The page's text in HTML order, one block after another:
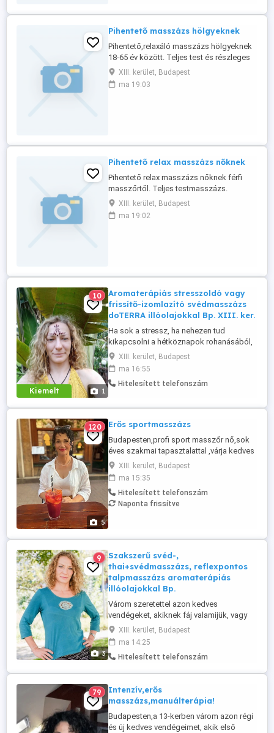
Pihentető masszázs hölgyeknek
Pihentető,relaxáló masszázs hölgyeknek
18-65 év között. Teljes test és részleges
masszázsok. Klimatizált helyiség,fürdési
lehetős g. Teljes diszkréció,bármiről
beszélhetünk,vagy csak csend van. 48
XIII. kerület, Budapest
ma 19:03
Pihentető relax masszázs nőknek
Pihentető relax masszázs nőknek férfi
masszőrtől. Teljes testmasszázs.
Tusolási lehetőséggel.
XIII. kerület, Budapest
ma 19:02
Kiemelt 1
10
Aromaterápiás stresszoldó vagy
frissítő-izomlazító svédmasszázs
doTERRA illóolajokkal Bp. XIII. ker.
Ha sok a stressz, ha nehezen tud
kikapcsolni a hétköznapok rohanásából,
feladataiból, ha sokat ül, áll, ha izomláza
van vagy egyszerűen csak sportol vagy
fizikai munkát végez, vagy szellemi
munkát végez és túl sokat pörög az agya,
fájdalomküszöbéhez igazodó
masszázsra, ...
XIII. kerület, Budapest
ma 16:55
Hitelesített telefonszám
5
120 Erős sportmasszázs
Budapesten,profi sport masszőr nő,sok
éves szakmai tapasztalattal ,várja kedves
régi és új vendégeit. Ha igazán
keményebb erős masszírozást szeretnél
jelentkezz be.Árakról
,időtartamokról,bővebb információ
kizárólag telefonon!Ha nem venném fel
XIII. kerület, Budapest
ma 15:35
Hitelesített telefonszám
Naponta frissítve
3
9
Szakszerű svéd-,
thai+svédmasszázs, reflexpontos
talpmasszázs aromaterápiás
illóolajokkal Bp.
Várom szeretettel azon kedves
vendégeket, akiknek fáj valamijük, vagy
stresszes az életük és relaxációra
vágynak, vagy szeretnének fogyni és
feszesíteni a bőrüket, vagy egyszerűen
érintésre van szükségük lelki-mentális
relax ...
XIII. kerület, Budapest
ma 14:25
Hitelesített telefonszám
79
Intenzív,erős
masszázs,manuálterápia!
Budapesten,a 13-kerben várom azon régi
és új kedves vendégeimet, akik első